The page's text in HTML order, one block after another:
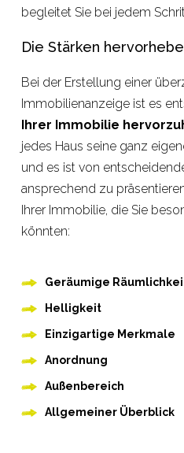
begleitet Sie bei jedem
Die Stärken
Bei der Erstellung einer
Immobilienanzeige ist es
Ihrer Immobilie
jedes Haus seine ganz
und es ist von
ansprechend zu
Ihrer Immobilie, die Sie
könnten:
Geräumige
Helligkeit
Einzigartige Merkmale
Anordnung
Außenbereich
Allgemeiner Überblick